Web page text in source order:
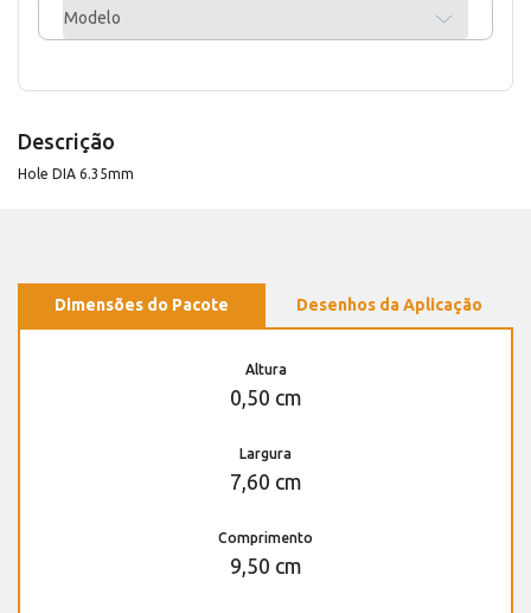
Modelo
Descrição
Hole DIA 6.35mm
Dimensões do Pacote Desenhos da Aplicação
Altura
0,50 cm
Largura
7,60 cm
Comprimento
9,50 cm